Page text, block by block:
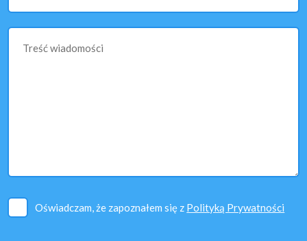
Treść wiadomości
Oświadczam, że zapoznałem się z Polityką Prywatności